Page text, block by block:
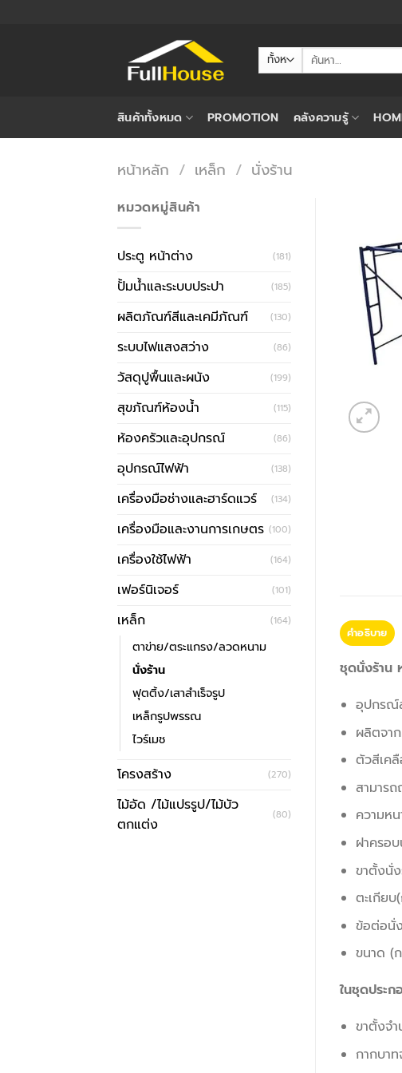
ค้นหา:
สินค้าทั้งหมด PROMOTION คลังความรู้
หน้าหลัก / เหล็ก / นั่งร้าน
หมวดหมู่สินค้า
ประตู หน้าต่าง (181)
ปั้มน้ำและระบบประปา (185)
ผลิตภัณฑ์สีและเคมีภัณฑ์ (130)
ระบบไฟแสงสว่าง (86)
วัสดุปูพื้นและผนัง (199)
สุขภัณฑ์ห้องน้ำ (115)
ห้องครัวและอุปกรณ์ (86)
อุปกรณ์ไฟฟ้า (138)
เครื่องมือช่างและฮาร์ดแวร์ (134)
เครื่องมือและงานการเกษตร (100)
เครื่องใช้ไฟฟ้า (164)
เฟอร์นิเจอร์ (101)
เหล็ก (164)
ตาข่าย/ตระแกรง/ลวดหนาม
นั่งร้าน
ฟุตติ้ง/เสาสำเร็จรูป
เหล็กรูปพรรณ
ไวร์เมช
โครงสร้าง (270)
ไม้อัด /ไม้แปรรูป/ไม้บัว
ตกแต่ง
(80)
คำอธิบาย
ชุดนั่งร้าน
อุปกรณ์
ผลิตจา
ตัวสีเค
สามาร
ความห
ฝาครอ
ขาตั้งนั่
ตะเกีย
ข้อต่อนั่
ขนาด (
ในชุดประ
ขาตั้งจ
กากบา